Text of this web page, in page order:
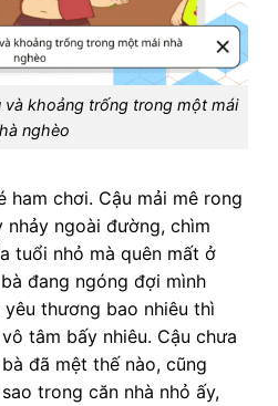
và khoảng trống trong một mái
nghèo
ham chơi. Cậu mải mê rong
nhảy ngoài đường, chìm
tuổi nhỏ mà quên mất ở
đang ngóng đợi mình
thương bao nhiêu thì
tâm bấy nhiêu. Cậu chưa
đã mệt thế nào, cũng
trong căn nhà nhỏ ấy,